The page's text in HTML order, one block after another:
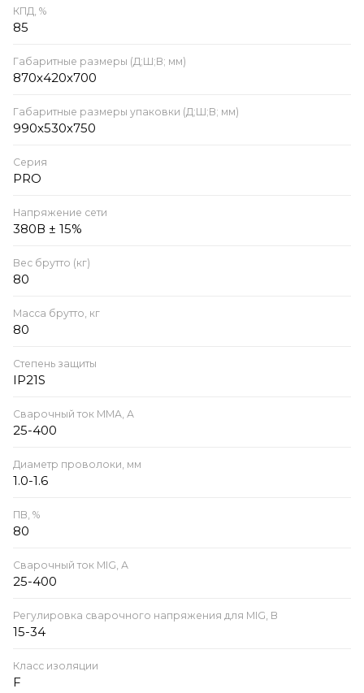
КПД, %
85
Габаритные размеры (Д;Ш;В; мм)
870х420х700
Габаритные размеры упаковки (Д;Ш;В; мм)
990х530х750
Серия
PRO
Напряжение сети
380В ± 15%
Вес брутто (кг)
80
Масса брутто, кг
80
Степень защиты
IP21S
Сварочный ток ММА, А
25-400
Диаметр проволоки, мм
1.0-1.6
ПВ, %
80
Сварочный ток MIG, А
25-400
Регулировка сварочного напряжения для MIG, В
15-34
Класс изоляции
F